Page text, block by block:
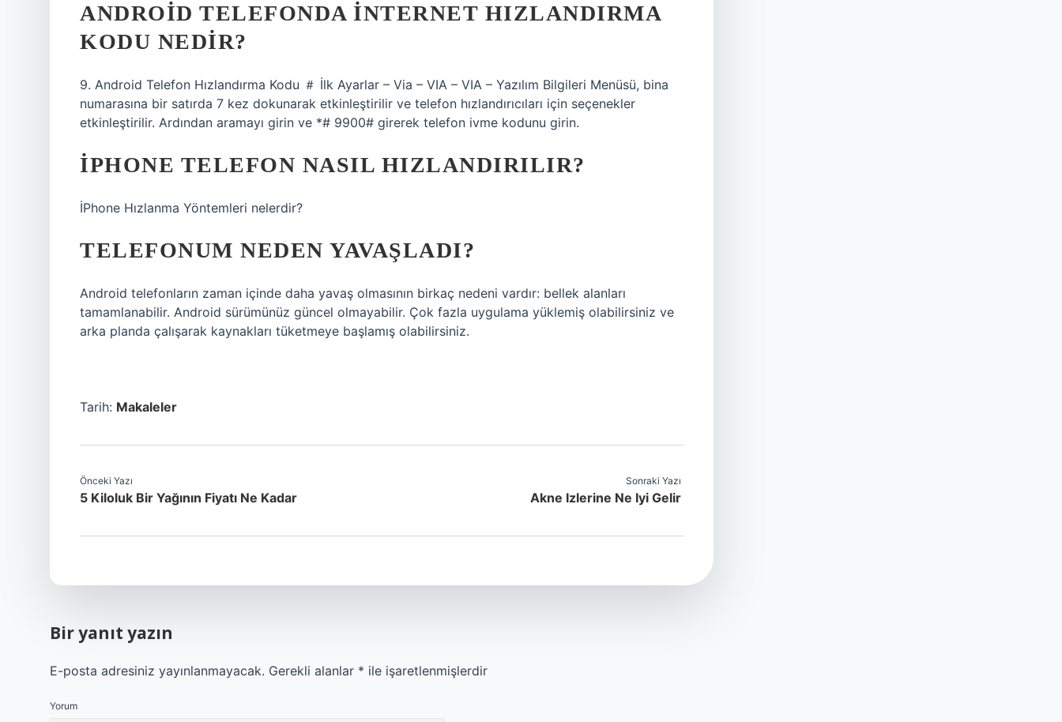
ANDROID TELEFONDA INTERNET HIZLANDIRMA
KODU NEDIR?
9. Android Telefon Hızlandırma Kodu ＃ İlk Ayarlar – Via – VIA – VIA – Yazılım Bilgileri Menüsü, bina
numarasına bir satırda 7 kez dokunarak etkinleştirilir ve telefon hızlandırıcıları için seçenekler
etkinleştirilir. Ardından aramayı girin ve *# 9900# girerek telefon ivme kodunu girin.
İPHONE TELEFON NASIL HIZLANDIRILIR?
İPhone Hızlanma Yöntemleri nelerdir?
TELEFONUM NEDEN YAVAŞLADI?
Android telefonların zaman içinde daha yavaş olmasının birkaç nedeni vardır: bellek alanları
tamamlanabilir. Android sürümünüz güncel olmayabilir. Çok fazla uygulama yüklemiş olabilirsiniz ve
arka planda çalışarak kaynakları tüketmeye başlamış olabilirsiniz.
Tarih: Makaleler
Önceki Yazı
5 Kiloluk Bir Yağının Fiyatı Ne Kadar
Sonraki Yazı
Akne Izlerine Ne Iyi Gelir
Bir yanıt yazın
E-posta adresiniz yayınlanmayacak. Gerekli alanlar * ile işaretlenmişlerdir
Yorum